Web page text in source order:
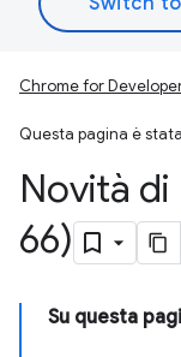
Chrome for
Questa pagina è
Novità di
66)
Su questa